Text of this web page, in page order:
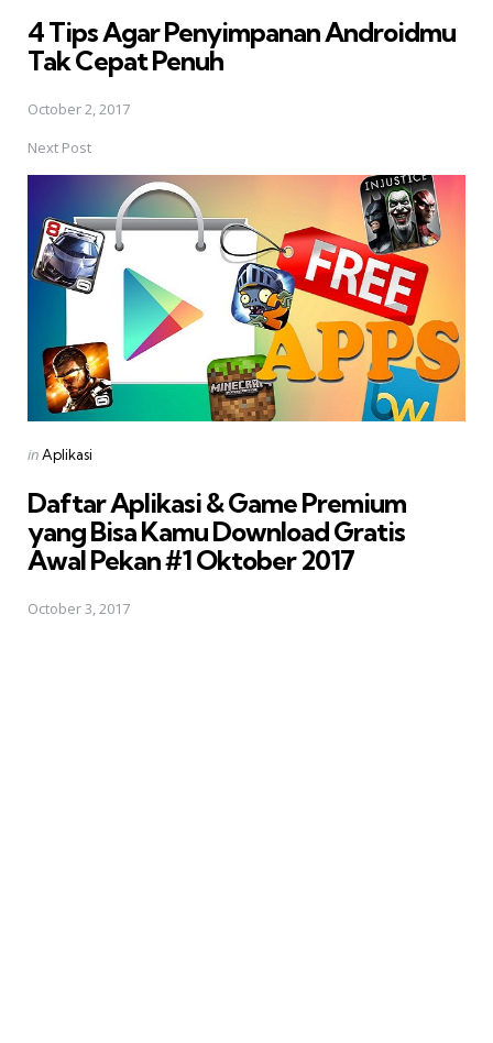
4 Tips Agar Penyimpanan Androidmu
Tak Cepat Penuh
October 2, 2017
Next Post
Posted
inAplikasi
Daftar Aplikasi & Game Premium
yang Bisa Kamu Download Gratis 
Awal Pekan #1 Oktober 2017
October 3, 2017